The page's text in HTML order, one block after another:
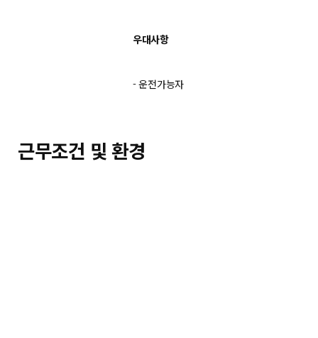
우대사항
- 운전가능자
근무조건 및 환경